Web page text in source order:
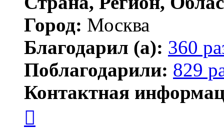
Город: Москва
Благодарил (а): 360
Поблагодарили: 829
Контактная
пользователя